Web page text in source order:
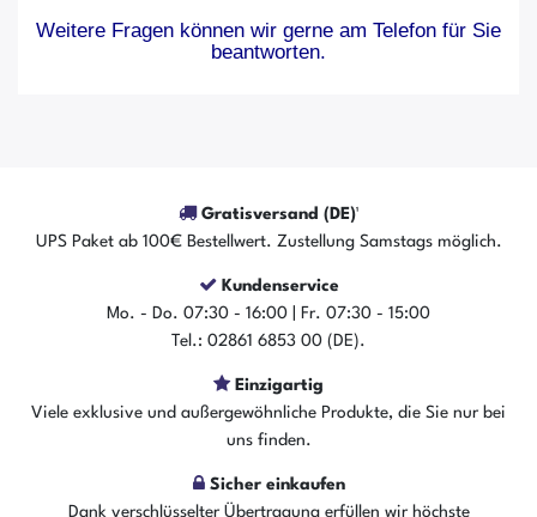
Weitere Fragen können wir gerne am Telefon für Sie
beantworten.
Gratisversand (DE)¹
UPS Paket ab 100€ Bestellwert. Zustellung Samstags möglich.
Kundenservice
Mo. - Do. 07:30 - 16:00 | Fr. 07:30 - 15:00
Tel.: 02861 6853 00 (DE).
Einzigartig
Viele exklusive und außergewöhnliche Produkte, die Sie nur bei
uns finden.
Sicher einkaufen
Dank verschlüsselter Übertragung erfüllen wir höchste